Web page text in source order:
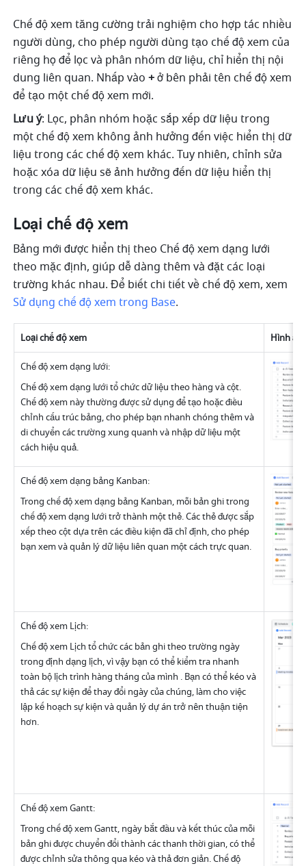
Chế độ xem tăng cường trải nghiệm cho hợp tác nhiều
người dùng, cho phép người dùng tạo chế độ xem của
riêng họ để lọc và phân nhóm dữ liệu, chỉ hiển thị nội
dung liên quan. Nhấp vào + ở bên phải tên chế độ xem
để tạo một chế độ xem mới.
Lưu ý: Lọc, phân nhóm hoặc sắp xếp dữ liệu trong
một chế độ xem không ảnh hưởng đến việc hiển thị dữ
liệu trong các chế độ xem khác. Tuy nhiên, chỉnh sửa
hoặc xóa dữ liệu sẽ ảnh hưởng đến dữ liệu hiển thị
trong các chế độ xem khác.
Loại chế độ xem
Bảng mới được hiển thị theo Chế độ xem dạng lưới
theo mặc định, giúp dễ dàng thêm và đặt các loại
Sử dụng chế độ xem trong Base.
Loại chế độ xem Hình
Chế độ xem dạng lưới:
Chế độ xem dạng lưới tổ chức dữ liệu theo hàng và cột.
Chế độ xem này thường được sử dụng để tạo hoặc điều
chỉnh cấu trúc bảng, cho phép bạn nhanh chóng thêm và
di chuyển các trường xung quanh và nhập dữ liệu một
cách hiệu quả.
Chế độ xem dạng bảng Kanban:
Trong chế độ xem dạng bảng Kanban, mỗi bản ghi trong
chế độ xem dạng lưới trở thành một thẻ. Các thẻ được sắp
xếp theo cột dựa trên các điều kiện đã chỉ định, cho phép
bạn xem và quản lý dữ liệu liên quan một cách trực quan.
Chế độ xem Lịch:
Chế độ xem Lịch tổ chức các bản ghi theo trường ngày
trong định dạng lịch, vì vậy bạn có thể kiểm tra nhanh
toàn bộ lịch trình hàng tháng của mình . Bạn có thể kéo và
thả các sự kiện để thay đổi ngày của chúng, làm cho việc
lập kế hoạch sự kiện và quản lý dự án trở nên thuận tiện
hơn.
Chế độ xem Gantt:
Trong chế độ xem Gantt, ngày bắt đầu và kết thúc của mỗi
bản ghi được chuyển đổi thành các thanh thời gian, có thể
được chỉnh sửa thông qua kéo và thả đơn giản. Chế độ